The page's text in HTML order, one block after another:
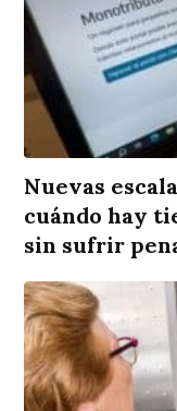
Nuevas
cuándo hay
sin sufrir